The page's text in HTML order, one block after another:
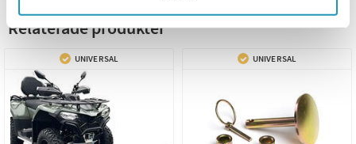
Relaterade produkter
UNIVERSAL UNIVERSAL